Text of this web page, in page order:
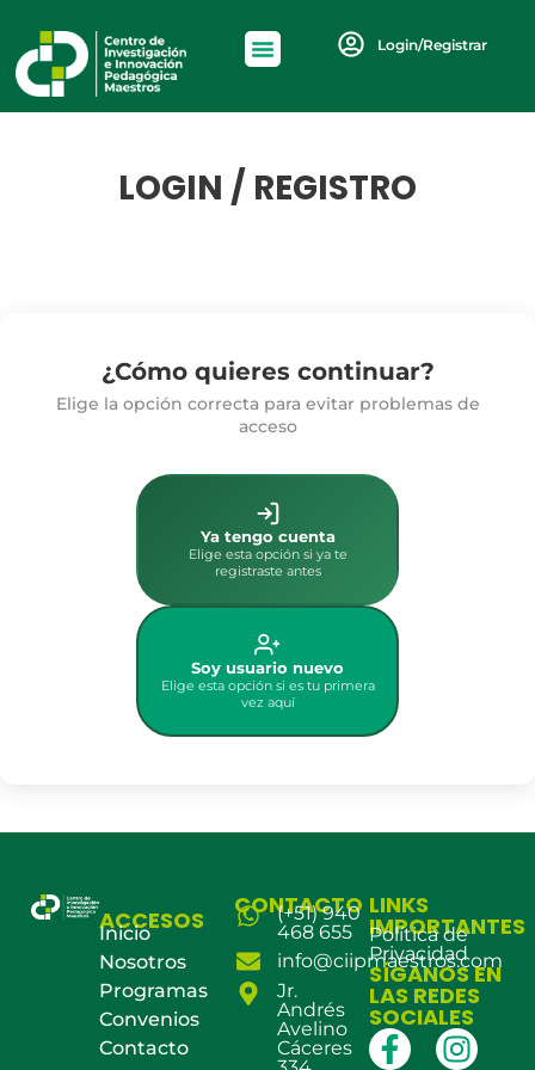
Login/Registrar
LOGIN / REGISTRO
¿Cómo quieres continuar?
Elige la opción correcta para evitar problemas de
acceso
Ya tengo cuenta
Elige esta opción si ya te
registraste antes
Soy usuario nuevo
Elige esta opción si es tu primera
vez aquí
ACCESOS
Inicio
Nosotros
Programas
Convenios
Contacto
CONTACTO
(+51) 940
468 655
info@ciipmaestros.com
Jr.
Andrés
Avelino
Cáceres
LINKS
IMPORTANTES
Política de
Privacidad
SÍGANOS EN
LAS REDES
SOCIALES